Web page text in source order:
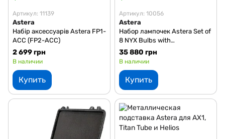
Артикул: 11139
Astera
Набір аксессуарів Astera FP1-
ACC (FP2-ACC)
2 699 грн
В наличии
Купить
Артикул: 10056
Astera
Набор лампочек Astera Set of
8 NYX Bulbs with
PowerStation, Case and
Accessories
35 880 грн
В наличии
Купить